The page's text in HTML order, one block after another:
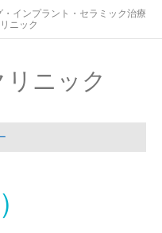
インプラント・セラミック治療
ニック
ニック